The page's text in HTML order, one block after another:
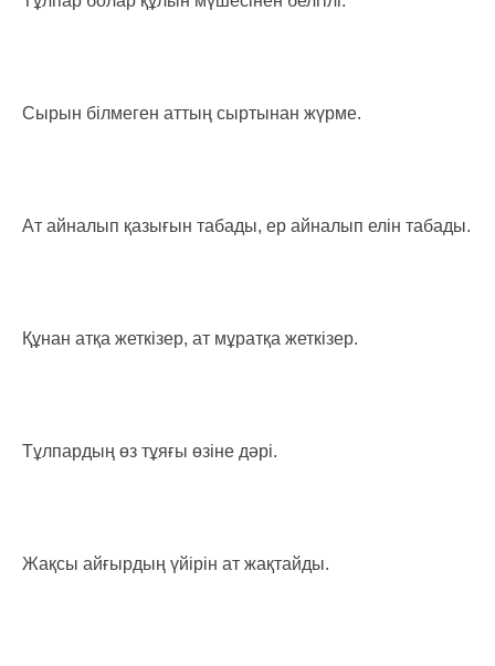
Сырын білмеген аттың сыртынан жүрме.
Ат айналып қазығын табады, ер айналып елін табады.
Құнан атқа жеткізер, ат мұратқа жеткізер.
Тұлпардың өз тұяғы өзіне дәрі.
Жақсы айғырдың үйірін ат жақтайды.